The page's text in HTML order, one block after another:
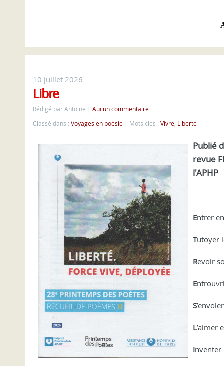
10 juillet 2026
Libre
Rédigé par Antoine
Aucun commentaire
Classé dans : Voyages en poésie Mots clés : Vivre, Liberté
Publié
revue
l'APHP
Entrer
Tutoyer
Revoir
E
S
L’aimer
Inventer